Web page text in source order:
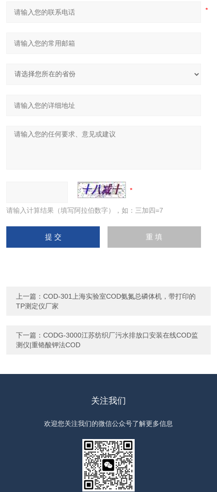
请输入计算结果（填写阿拉伯数字），如：三加四=7
上一篇：COD-301上海实验室COD氨氮总磷体机，带打印的
TP测定仪厂家
下一篇：CODG-3000江苏纺织厂污水排放口安装在线COD监
测仪|重铬酸钾法COD
关注我们
欢迎您关注我们的微信公众号了解更多信息